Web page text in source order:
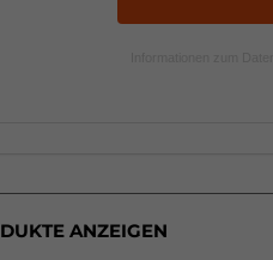
ANZEIGEN